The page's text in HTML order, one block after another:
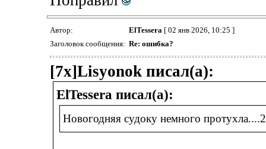
Автор: ElTessera[ 02 янв 2026, 10:25 ]
Заголовок сообщения: Re: ошибка?
[7x]Lisyonok писал(а):
ElTessera писал(а):
Новогодняя судоку немного